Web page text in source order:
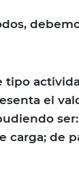
tipo
el
carga; de